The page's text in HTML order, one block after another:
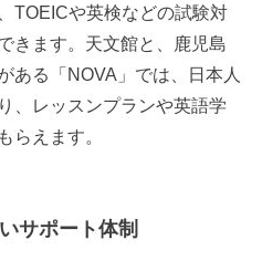
TOEICや英検などの試験対
きます。天文館と、鹿児島
ある「NOVA」では、日本人
、レッスンプランや英語学
らえます。
サポート体制